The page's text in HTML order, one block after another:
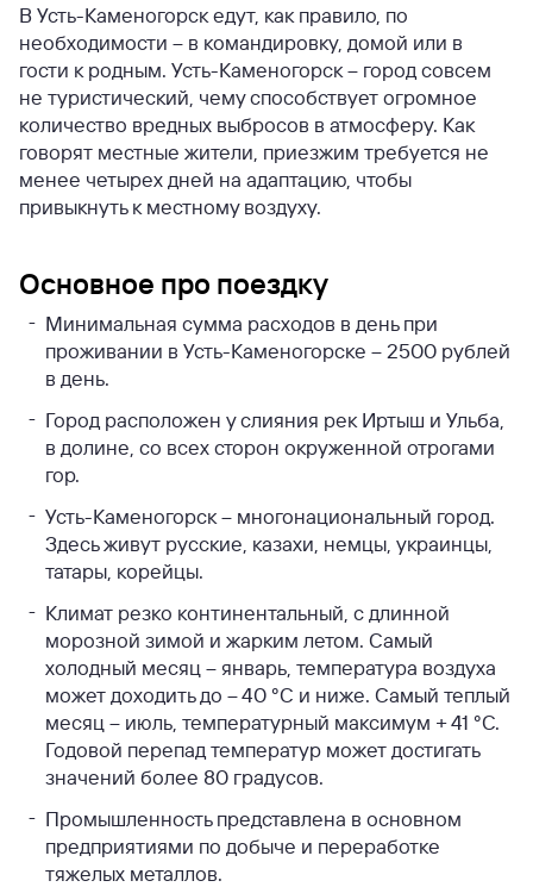
В Усть-Каменогорск едут, как правило, по
необходимости – в командировку, домой или в
гости к родным. Усть-Каменогорск – город совсем
не туристический, чему способствует огромное
количество вредных выбросов в атмосферу. Как
говорят местные жители, приезжим требуется не
менее четырех дней на адаптацию, чтобы
привыкнуть к местному воздуху.
Основное про поездку
Минимальная сумма расходов в день при
проживании в Усть-Каменогорске – 2500 рублей
в день.
Город расположен у слияния рек Иртыш и Ульба,
в долине, со всех сторон окруженной отрогами
гор.
Усть-Каменогорск – многонациональный город.
Здесь живут русские, казахи, немцы, украинцы,
татары, корейцы.
Климат резко континентальный, с длинной
морозной зимой и жарким летом. Самый
холодный месяц – январь, температура воздуха
может доходить до – 40 °C и ниже. Самый теплый
месяц – июль, температурный максимум + 41 °C.
Годовой перепад температур может достигать
значений более 80 градусов.
Промышленность представлена в основном
предприятиями по добыче и переработке
тяжелых металлов.